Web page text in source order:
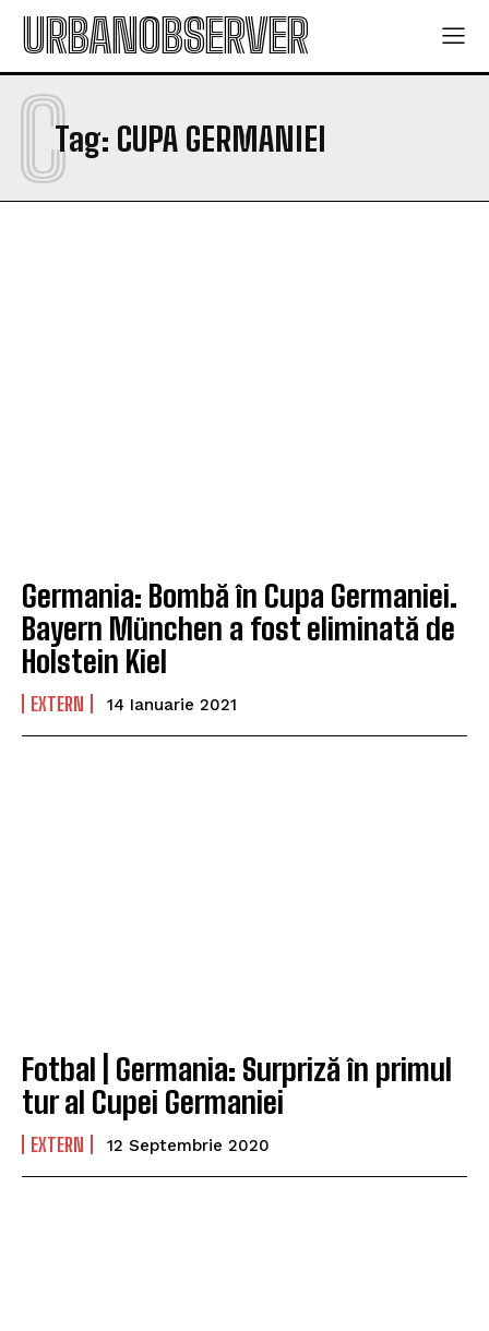
URBANOBSERVER
Tag: CUPA GERMANIEI
C
Germania: Bombă în Cupa Germaniei.
Bayern München a fost eliminată de
Holstein Kiel
EXTERN 14 Ianuarie 2021
Fotbal | Germania: Surpriză în primul
tur al Cupei Germaniei
EXTERN 12 Septembrie 2020